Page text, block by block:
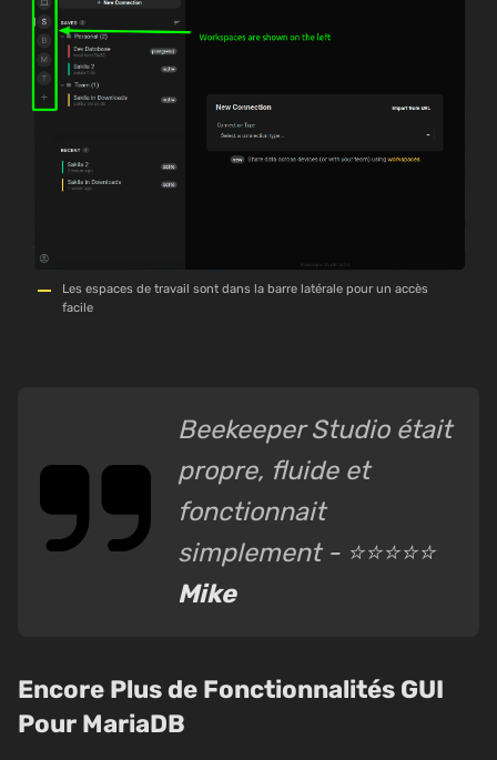
Les espaces de travail sont dans la barre latérale pour un accès
facile
Beekeeper Studio était
propre, fluide et
fonctionnait
simplement - ⭐⭐⭐⭐⭐
Mike
Encore Plus de Fonctionnalités GUI
Pour MariaDB